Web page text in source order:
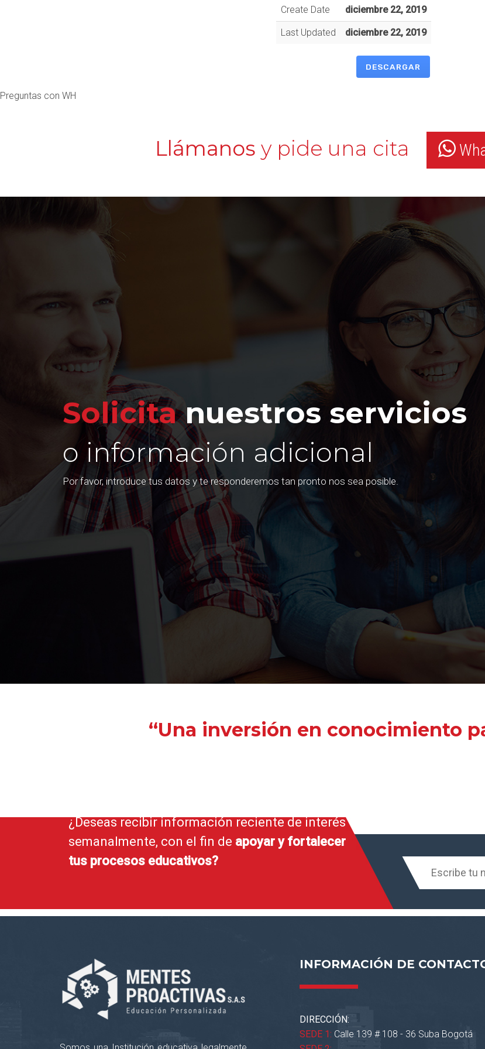
Create Date diciembre 22, 2019
Last Updated diciembre 22, 2019
DESCARGAR
Preguntas con WH
Llámanos y pide una cita
Solicitanuestros servicios
o información adicional
Por favor, introduce tus datos y te responderemos tan pronto nos sea posible.
“Una inversión en conocimiento
¿Deseas recibir información reciente de interés
semanalmente, con el fin de apoyar y fortalecer
tus procesos educativos?
INFORMACIÓN DE
DIRECCIÓN:
SEDE 1: Calle 139 # 108 - 36 Suba Bogotá